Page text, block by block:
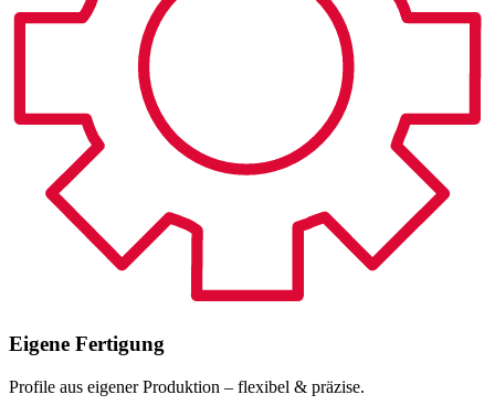
Eigene Fertigung
Profile aus eigener Produktion – flexibel & präzise.